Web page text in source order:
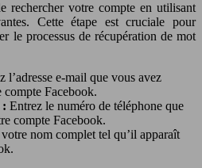
rechercher votre compte en utilisant
Cette étape est cruciale pour
le processus de récupération de mot
l’adresse e-mail que vous avez
Facebook.
: Entrez le numéro de téléphone que
compte Facebook.
nom complet tel qu’il apparaît